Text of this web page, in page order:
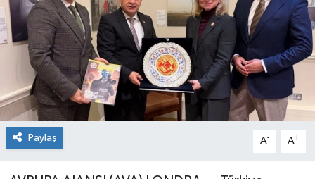
Paylaş A- A+